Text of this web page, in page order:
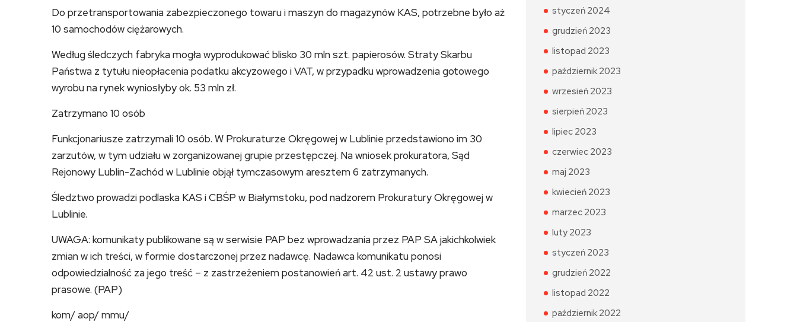
Do przetransportowania zabezpieczonego towaru i maszyn do magazynów KAS, potrzebne było aż
10 samochodów ciężarowych.
Według śledczych fabryka mogła wyprodukować blisko 30 mln szt. papierosów. Straty Skarbu
Państwa z tytułu nieopłacenia podatku akcyzowego i VAT, w przypadku wprowadzenia gotowego
wyrobu na rynek wyniosłyby ok. 53 mln zł.
Zatrzymano 10 osób
Funkcjonariusze zatrzymali 10 osób. W Prokuraturze Okręgowej w Lublinie przedstawiono im 30
zarzutów, w tym udziału w zorganizowanej grupie przestępczej. Na wniosek prokuratora, Sąd
Rejonowy Lublin-Zachód w Lublinie objął tymczasowym aresztem 6 zatrzymanych.
Śledztwo prowadzi podlaska KAS i CBŚP w Białymstoku, pod nadzorem Prokuratury Okręgowej w
Lublinie.
UWAGA: komunikaty publikowane są w serwisie PAP bez wprowadzania przez PAP SA jakichkolwiek
zmian w ich treści, w formie dostarczonej przez nadawcę. Nadawca komunikatu ponosi
odpowiedzialność za jego treść – z zastrzeżeniem postanowień art. 42 ust. 2 ustawy prawo
prasowe. (PAP)
kom/ aop/ mmu/
styczeń 2024
grudzień 2023
listopad 2023
październik 2023
wrzesień 2023
sierpień 2023
lipiec 2023
czerwiec 2023
maj 2023
kwiecień 2023
marzec 2023
luty 2023
styczeń 2023
grudzień 2022
listopad 2022
październik 2022